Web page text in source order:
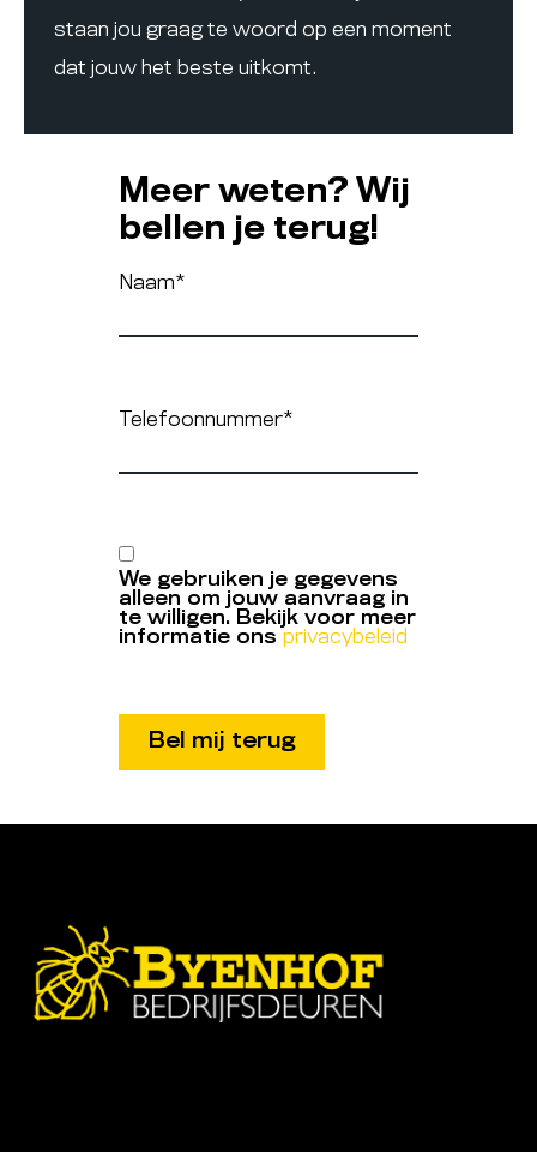
staan jou graag te woord op een moment
dat jouw het beste uitkomt.
Meer weten? Wij
bellen je terug!
Naam*
Telefoonnummer*
We gebruiken je gegevens
alleen om jouw aanvraag in
te willigen. Bekijk voor meer
informatie ons privacybeleid